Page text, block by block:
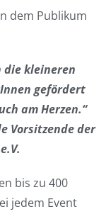
dem Publikum
die kleineren
gefördert
am Herzen.“
Vorsitzende der
bis zu 400
jedem Event